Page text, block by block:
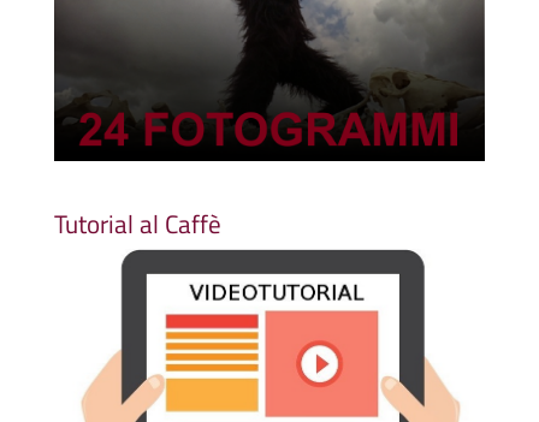
Tutorial al Caffè